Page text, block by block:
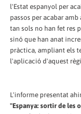
l'Estat espanyol per
passos per acabar
tan sols no han fet res
sinó que han anat
pràctica, ampliant els
l'aplicació d'aquest
L'informe presentat
"Espanya: sortir de les